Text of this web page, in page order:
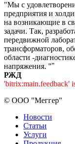
"Мы с
предприятия и
на возникающие в
задачи. Так,
передвижной
трансформаторов,
области -
напряжения. ""
РЖД
'bitrix:main.feedback'
© ООО "Меггер"
Новости
Статьи
Услуги